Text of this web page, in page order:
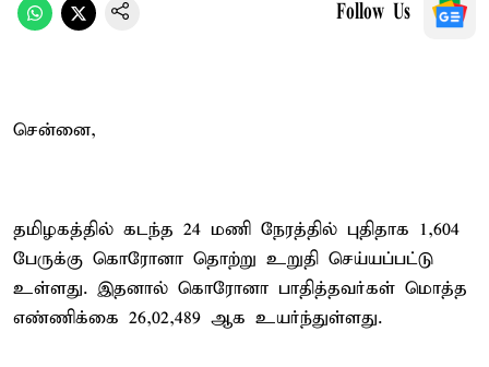
Follow Us
சென்னை,
தமிழகத்தில் கடந்த 24 மணி நேரத்தில் புதிதாக 1,604
பேருக்கு கொரோனா தொற்று உறுதி செய்யப்பட்டு
உள்ளது. இதனால் கொரோனா பாதித்தவர்கள் மொத்த
எண்ணிக்கை 26,02,489 ஆக உயர்ந்துள்ளது.